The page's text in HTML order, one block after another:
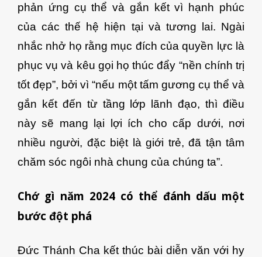
phản ứng cụ thể và gắn kết vì hạnh phúc
của các thế hệ hiện tại và tương lai. Ngài
nhắc nhở họ rằng mục đích của quyền lực là
phục vụ và kêu gọi họ thúc đẩy “nền chính trị
tốt đẹp”, bởi vì “nếu một tấm gương cụ thể và
gắn kết đến từ tầng lớp lãnh đạo, thì điều
này sẽ mang lại lợi ích cho cấp dưới, nơi
nhiều người, đặc biệt là giới trẻ, đã tận tâm
chăm sóc ngôi nhà chung của chúng ta”.
Chớ gì năm 2024 có thể đánh dấu một
bước đột phá
Đức Thánh Cha kết thúc bài diễn văn với hy